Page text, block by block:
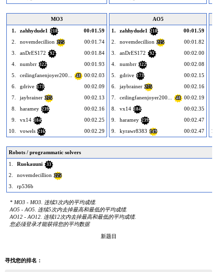
MO3
1.
zahhydude1 218
00:01.59
2.
novemdecillion 225
00:01.74
3.
anDrES172 92
00:01.84
4.
numbrr 322
00:01.93
5.
ceilingfanenjoyer200... 48
00:02.03
6.
gdrive 173
00:02.09
7.
jaybrainer 275
00:02.13
8.
haramey 239
00:02.16
9.
vx14 184
00:02.25
10.
vowels 216 00:02.29
AO5
1.
zahhydude1 218
00:01.59
2.
novemdecillion 225
00:01.82
3.
anDrES172 92
00:02.00
4.
numbrr 322
00:02.08
5.
gdrive 173
00:02.15
6.
jaybrainer 275
00:02.16
7.
ceilingfanenjoyer200... 48
00:02.19
8.
vx14 184
00:02.35
9.
haramey 239
00:02.47
9.
kyrawr8383 149 00:02.47
Robots / programmatic solvers
1.
Ruokauuni 33
2. novemdecillion 225
3. rp536b
* MO3 - MO3. 连续3次内的平均成绩.
AO5 - AO5. 连续5次内去掉最高和最低的平均成绩.
AO12 - AO12. 连续12次内去掉最高和最低的平均成绩.
您必须登录才能获得您的平均数据
新题目
寻找您的排名：